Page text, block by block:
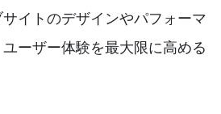
イトのデザインやパフォーマ
ーザー体験を最大限に高める